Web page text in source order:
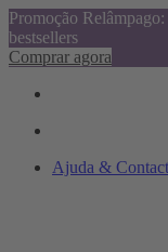
Promoção
bestsellers
Comprar agora
Ajuda &